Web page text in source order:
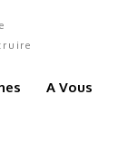
A Vous